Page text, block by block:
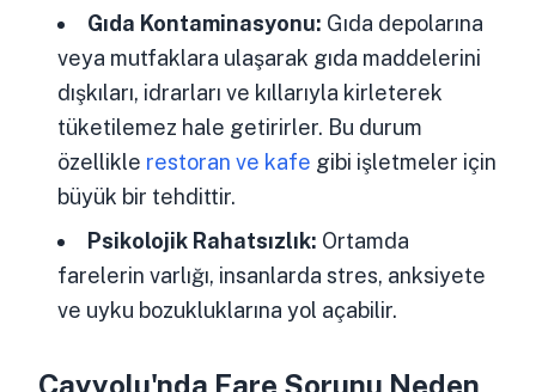
Gıda Kontaminasyonu: Gıda depolarına
veya mutfaklara ulaşarak gıda maddelerini
dışkıları, idrarları ve kıllarıyla kirleterek
tüketilemez hale getirirler. Bu durum
özellikle restoran ve kafe gibi işletmeler için
büyük bir tehdittir.
Psikolojik Rahatsızlık: Ortamda
farelerin varlığı, insanlarda stres, anksiyete
ve uyku bozukluklarına yol açabilir.
Çayyolu'nda Fare Sorunu Neden